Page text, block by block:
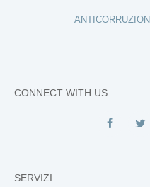
CONNECT WITH US
SERVIZI